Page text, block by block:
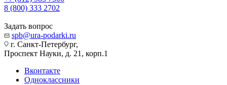
8 (800) 333 2702
Задать вопрос
spb@ura-podarki.ru
г. Санкт-Петербург,
Проспект Науки, д. 21, корп.1
Вконтакте
Одноклассники